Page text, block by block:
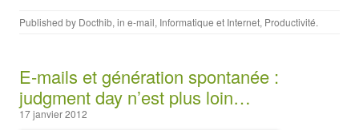
Published by Docthib, in e-mail, Informatique et Internet, Productivité.
E-mails et génération spontanée :
judgment day n’est plus loin…
17 janvier 2012